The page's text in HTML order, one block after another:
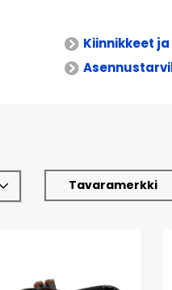
Kiinnikkeet
Tavaramerkki